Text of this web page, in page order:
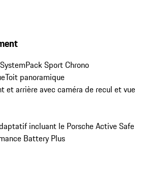
Pack Sport Chrono
Toit panoramique
et arrière avec caméra de recul et vue
incluant le Porsche Active Safe
Battery Plus